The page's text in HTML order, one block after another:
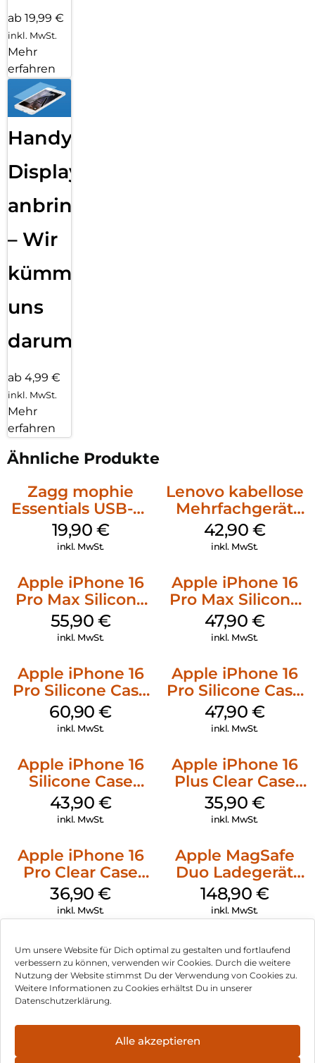
Um unsere Website für Dich optimal zu gestalten und fortlaufend
verbessern zu können, verwenden wir Cookies. Durch die weitere
Nutzung der Website stimmst Du der Verwendung von Cookies zu.
Weitere Informationen zu Cookies erhältst Du in unserer
Datenschutzerklärung.
Alle akzeptieren
ab 19,99 €
inkl. MwSt.
Mehr
erfahren
Handy
Displayfolie
anbringen
– Wir
kümmern
uns
darum!
ab 4,99 €
inkl. MwSt.
Mehr
erfahren
Ähnliche Produkte
Zagg mophie
Essentials USB-C-
20W Charger PD
Weiß
19,90 €
inkl. MwSt.
Lenovo kabellose
Mehrfachgerät
Luna Grey
42,90 €
inkl. MwSt.
Apple iPhone 16
Pro Max Silicone
Case MagSafe
Stone Gray
55,90 €
inkl. MwSt.
Apple iPhone 16
Pro Max Silicone
Case MagSafe
Black
47,90 €
inkl. MwSt.
Apple iPhone 16
Pro Silicone Case
MagSafe Stone
Gray
60,90€
inkl. MwSt.
Apple iPhone 16
Pro Silicone Case
MagSafe Denim
47,90 €
inkl. MwSt.
Apple iPhone 16
Silicone Case
MagSafe Plum
43,90 €
inkl. MwSt.
Apple iPhone 16
Plus Clear Case
MagSafe
Transparent
35,90 €
inkl. MwSt.
Apple iPhone 16
Pro Clear Case
MagSafe
Transparent
36,90€
inkl. MwSt.
Apple MagSafe
Duo Ladegerät
Weiß
148,90 €
inkl. MwSt.
Impressum